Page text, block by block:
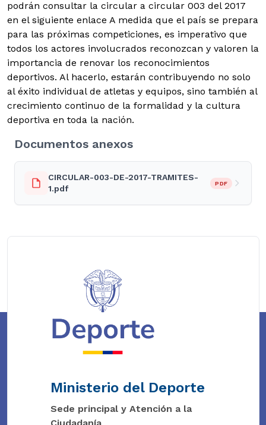
podrán consultar la circular a circular 003 del 2017
en el siguiente enlace A medida que el país se prepara
para las próximas competiciones, es imperativo que
todos los actores involucrados reconozcan y valoren la
importancia de renovar los reconocimientos
deportivos. Al hacerlo, estarán contribuyendo no solo
al éxito individual de atletas y equipos, sino también al
crecimiento continuo de la formalidad y la cultura
deportiva en toda la nación.
Documentos anexos
CIRCULAR-003-DE-2017-TRAMITES-
1.pdf
PDF
Ministerio del Deporte
Sede principal y Atención a la